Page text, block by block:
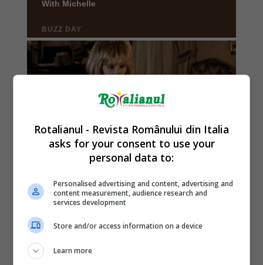
Rotalianul - Revista Românului din Italia
asks for your consent to use your
personal data to:
Personalised advertising and content, advertising and
content measurement, audience research and
services development
Store and/or access information on a device
Learn more